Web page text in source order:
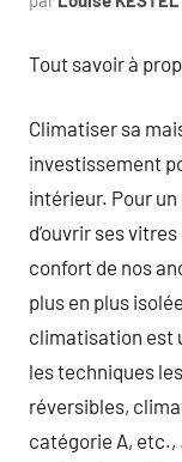
Tout savoir à
Climatiser sa
investissement
intérieur. Pour
d’ouvrir ses
confort de nos
plus en plus
climatisation est
les techniques
réversibles,
catégorie A, etc.,